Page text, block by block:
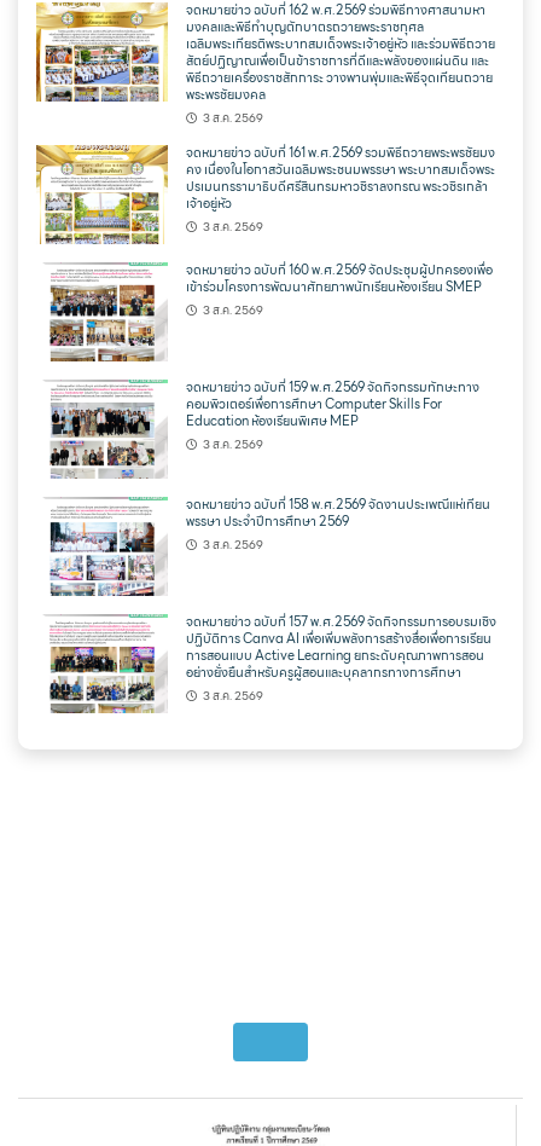
จดหมายข่าว ฉบับที่ 162 พ.ศ.2569 ร่วมพิธีทางศาสนามหา
มงคลและพิธีทำบุญตักบาตรถวายพระราชกุศล
เฉลิมพระเกียรติพระบาทสมเด็จพระเจ้าอยู่หัว และร่วมพิธีถวาย
สัตย์ปฏิญาณเพื่อเป็นข้าราชการที่ดีและพลังของแผ่นดิน และ
พิธีถวายเครื่องราชสักการะ วางพานพุ่มและพิธีจุดเทียนถวาย
พระพรชัยมงคล
3 ส.ค. 2569
จดหมายข่าว ฉบับที่ 161 พ.ศ.2569 รวมพิธีถวายพระพรชัยมง
คง เนื่องในโอกาสวันเฉลิมพระชนมพรรษา พระบาทสมเด็จพระ
ปรเมนทรรามาธิบดีศรีสินทรมหาวชิราลงกรณ พระวชิรเกล้า
เจ้าอยู่หัว
3 ส.ค. 2569
จดหมายข่าว ฉบับที่ 160 พ.ศ.2569 จัดประชุมผู้ปกครองเพื่อ
เข้าร่วมโครงการพัฒนาศักยภาพนักเรียนห้องเรียน SMEP
3 ส.ค. 2569
จดหมายข่าว ฉบับที่ 159 พ.ศ.2569 จัดกิจกรรมทักษะทาง
คอมพิวเตอร์เพื่อการศึกษา Computer Skills For
Education ห้องเรียนพิเศษ MEP
3 ส.ค. 2569
จดหมายข่าว ฉบับที่ 158 พ.ศ.2569 จัดงานประเพณีแห่เทียน
พรรษา ประจำปีการศึกษา 2569
3 ส.ค. 2569
จดหมายข่าว ฉบับที่ 157 พ.ศ.2569 จัดกิจกรรมการอบรมเชิง
ปฏิบัติการ Canva AI เพื่อเพิ่มพลังการสร้างสื่อเพื่อการเรียน
การสอนแบบ Active Learning ยกระดับคุณภาพการสอน
อย่างยั่งยืนสำหรับครูผู้สอนและบุคลากรทางการศึกษา
3 ส.ค. 2569